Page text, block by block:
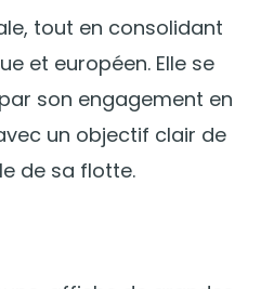
tout en consolidant
et européen. Elle se
son engagement en
un objectif clair de
de sa flotte.